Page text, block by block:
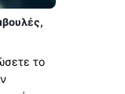
το